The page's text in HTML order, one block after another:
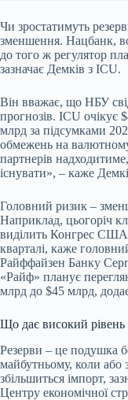
Чи зростатимуть
зменшення. Нацбанк,
до того ж регулятор
зазначає Демків з ICU.
Він вважає, що НБУ
прогнозів. ICU очікує
млрд за підсумками
обмежень на
партнерів
існувати», – каже
Головний ризик –
Наприклад, цьогоріч
виділить Конгрес США
кварталі, каже
Райффайзен Банку
«Райф» планує
млрд до $45 млрд,
Що дає високий рівень
Резерви – це подушка
майбутньому, коли або
збільшиться імпорт,
Центру економічної